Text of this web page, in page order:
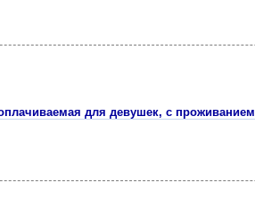
для девушек, с проживанием